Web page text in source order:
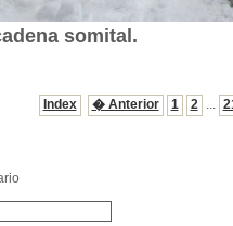
somital.
Index � Anterior 1 2 ...